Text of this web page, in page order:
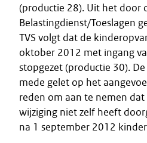
(productie 28). Uit het door
Belastingdienst/Toeslagen
TVS volgt dat de
oktober 2012 met ingang
stopgezet (productie 30).
mede gelet op het
reden om aan te nemen dat
wijziging niet zelf heeft
na 1 september 2012